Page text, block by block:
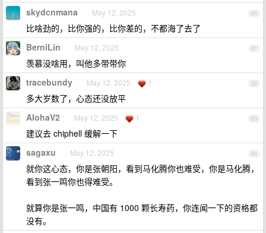
80
skydcnmana May 12, 2025
比啥劲的，比你强的，比你差的，不都海了去了
81
BerniLin May 12, 2025
羡慕没啥用，叫他多带带你
82
tracebundy May 12, 2025 1
多大岁数了，心态还没放平
83
AlohaV2 May 12, 2025 1
建议去 chiphell 缓解一下
84
sagaxu May 12, 2025
就你这心态，你是张朝阳，看到马化腾你也难受，你是马化腾，
看到张一鸣你也得难受。
就算你是张一鸣，中国有 1000 颗长寿药，你连闻一下的资格都
没有。